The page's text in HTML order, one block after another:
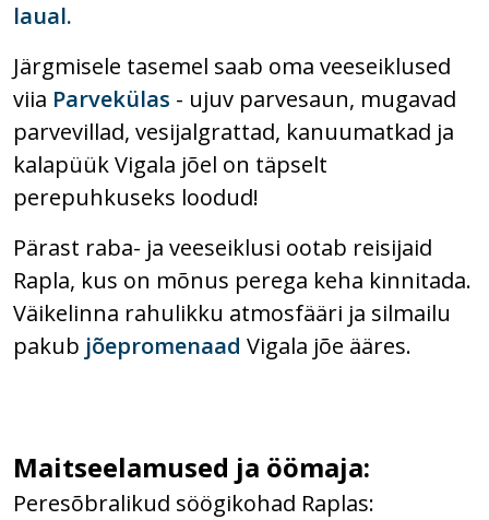
laual.
Järgmisele tasemel saab oma veeseiklused
viia Parvekülas - ujuv parvesaun, mugavad
parvevillad, vesijalgrattad, kanuumatkad ja
kalapüük Vigala jõel on täpselt
perepuhkuseks loodud!
Pärast raba- ja veeseiklusi ootab reisijaid
Rapla, kus on mõnus perega keha kinnitada.
Väikelinna rahulikku atmosfääri ja silmailu
pakub jõepromenaad Vigala jõe ääres.
Maitseelamused ja öömaja:
Peresõbralikud söögikohad Raplas: